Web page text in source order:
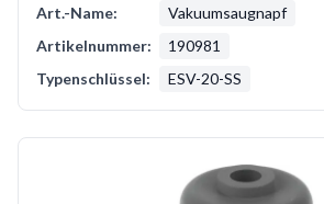
Art.-Name:
Vakuumsaugnapf
Artikelnummer:
190981
Typenschlüssel:
ESV-20-SS